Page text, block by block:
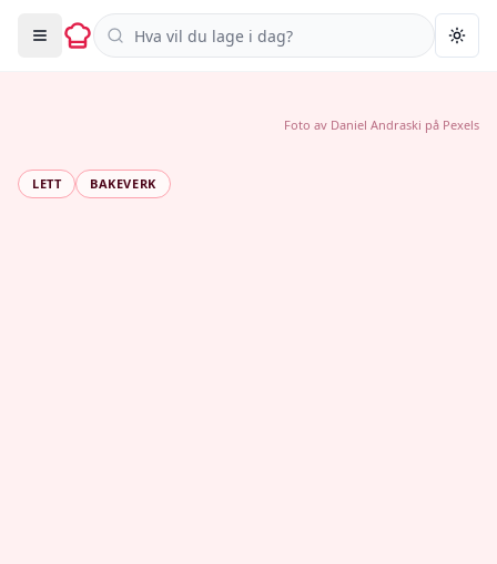
Søk i oppskrifter
LETT BAKEVERK
Foto av Daniel Andraski på Pexels